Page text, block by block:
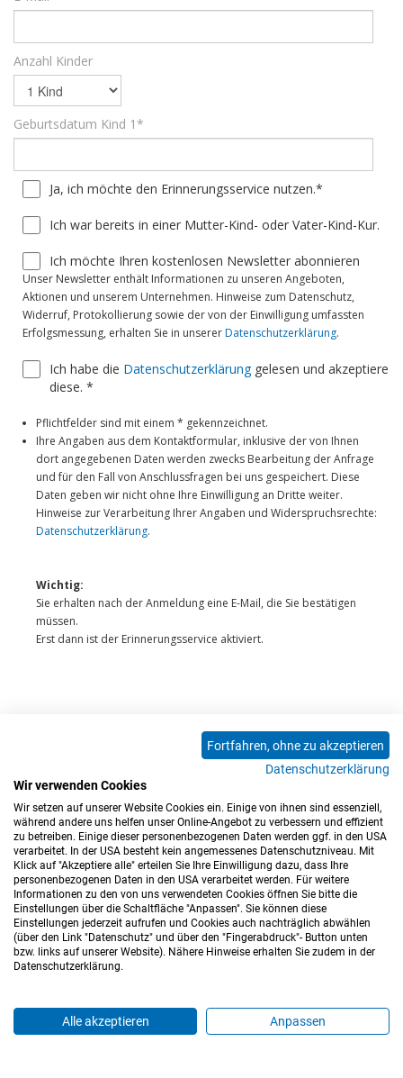
Impressum Datenschutz Barrierefreiheitserklärung
Hinweisgeberkanal Blog Mitarbeiter*innen
Fortfahren, ohne zu akzeptieren
Datenschutzerklärung
Wir verwenden Cookies
Wir setzen auf unserer Website Cookies ein. Einige von ihnen sind essenziell,
während andere uns helfen unser Online-Angebot zu verbessern und effizient
zu betreiben. Einige dieser personenbezogenen Daten werden ggf. in den USA
verarbeitet. In der USA besteht kein angemessenes Datenschutzniveau. Mit
Klick auf "Akzeptiere alle" erteilen Sie Ihre Einwilligung dazu, dass Ihre
personenbezogenen Daten in den USA verarbeitet werden. Für weitere
Informationen zu den von uns verwendeten Cookies öffnen Sie bitte die
Einstellungen über die Schaltfläche "Anpassen". Sie können diese
Einstellungen jederzeit aufrufen und Cookies auch nachträglich abwählen
(über den Link "Datenschutz" und über den "Fingerabdruck"- Button unten
bzw. links auf unserer Website). Nähere Hinweise erhalten Sie zudem in der
Datenschutzerklärung.
Alle akzeptieren Anpassen